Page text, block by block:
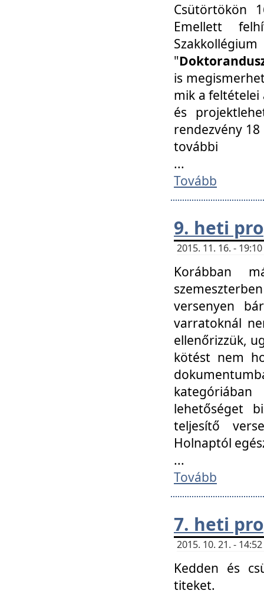
Csütörtökön
Emellett
"
is
mik a feltételei
és
rendezvény
további
...
Tovább
9. heti
2015. 11. 16. -
Korábban
versenyen
varratoknál
ellenőrizzük,
kötést nem
lehetőséget
teljesítő
Holnaptól
...
Tovább
7. heti
2015. 10. 21. -
Kedden és
titeket.